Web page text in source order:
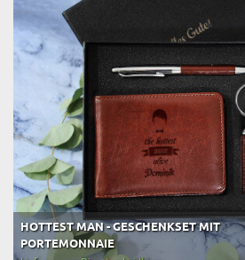
HOTTEST MAN - GESCHENKSET MIT
PORTEMONNAIE